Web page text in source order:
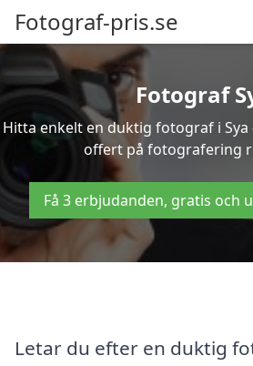
Fotograf-pris.se
Fotograf
Hitta enkelt en duktig fotograf i Sya
offert på fotografering
Få 3 erbjudanden, gratis och
Letar du efter en duktig